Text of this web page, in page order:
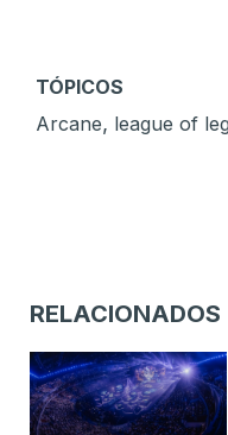
TÓPICOS
Arcane, league of
RELACIONADOS